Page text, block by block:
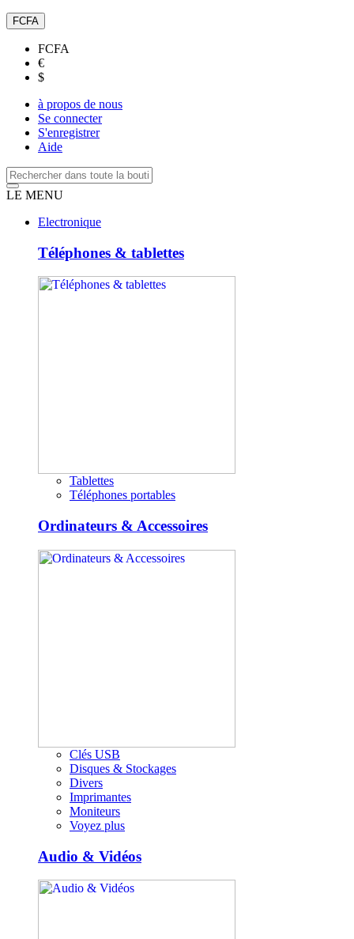
FCFA
FCFA
€
$
à propos de nous
Se connecter
S'enregistrer
Aide
LE MENU
Electronique
Téléphones & tablettes
Tablettes
Téléphones portables
Ordinateurs & Accessoires
Clés USB
Disques & Stockages
Divers
Imprimantes
Moniteurs
Voyez plus
Audio & Vidéos